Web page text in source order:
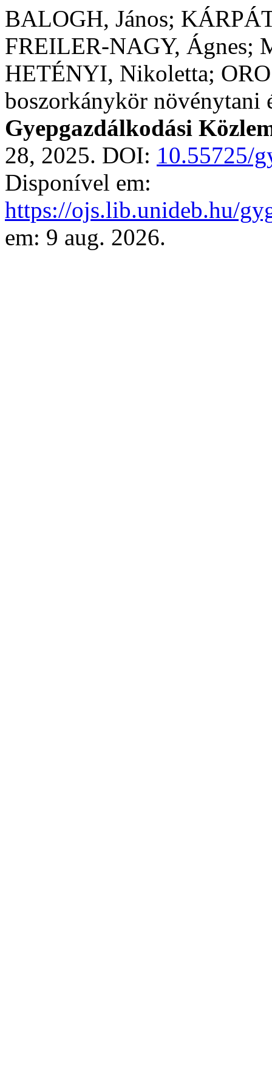
BALOGH, János;
FREILER-NAGY, Ágnes;
HETÉNYI, Nikoletta;
boszorkánykör növénytani
Gyepgazdálkodási
28, 2025. DOI: 10.55725/
Disponível em:
https://ojs.lib.unideb.hu/
em: 9 aug. 2026.